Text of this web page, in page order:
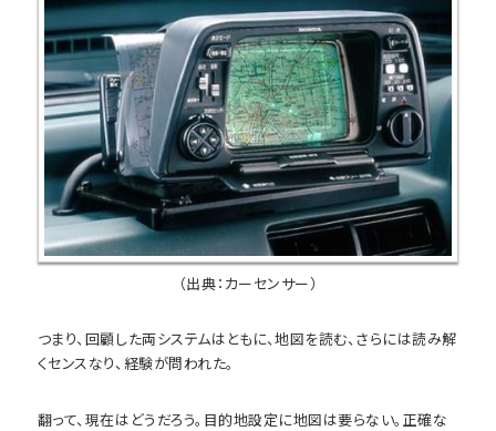
（出典：カーセンサー）
つまり、回顧した両システムはともに、地図を読む、さらには読み解
くセンスなり、経験が問われた。
翻って、現在はどうだろう。目的地設定に地図は要らない。正確な